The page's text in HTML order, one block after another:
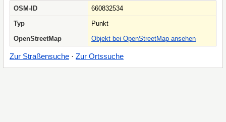
OSM-ID
660832534
Typ
Punkt
OpenStreetMap
Objekt bei OpenStreetMap ansehen
Zur Straßensuche · Zur Ortssuche